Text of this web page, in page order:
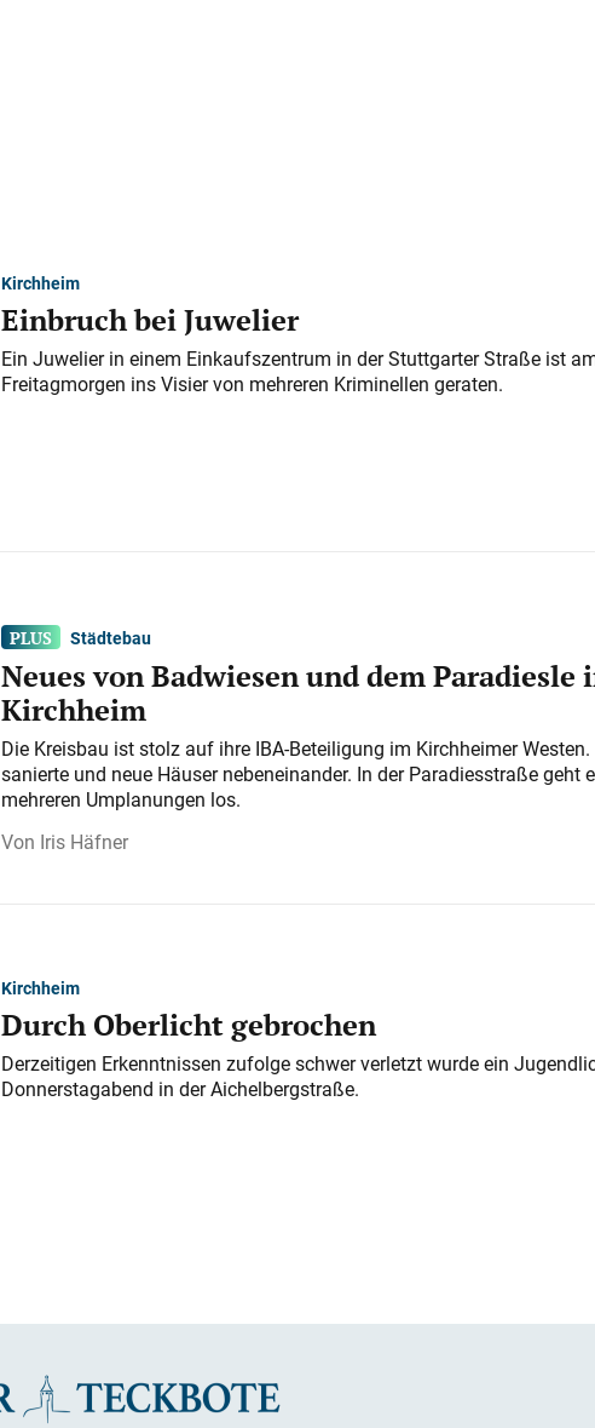
Kirchheim
Einbruch bei Juwelier
Ein Juwelier in einem Einkaufszentrum in der Stuttgarter Straße ist
Freitagmorgen ins Visier von mehreren Kriminellen geraten.
Städtebau
Neues von Badwiesen und dem Paradiesle
Kirchheim
Die Kreisbau ist stolz auf ihre IBA-Beteiligung im Kirchheimer
sanierte und neue Häuser nebeneinander. In der Paradiesstraße geht
mehreren Umplanungen los.
Iris Häfner
Kirchheim
Durch Oberlicht gebrochen
Derzeitigen Erkenntnissen zufolge schwer verletzt wurde ein
Donnerstagabend in der Aichelbergstraße.